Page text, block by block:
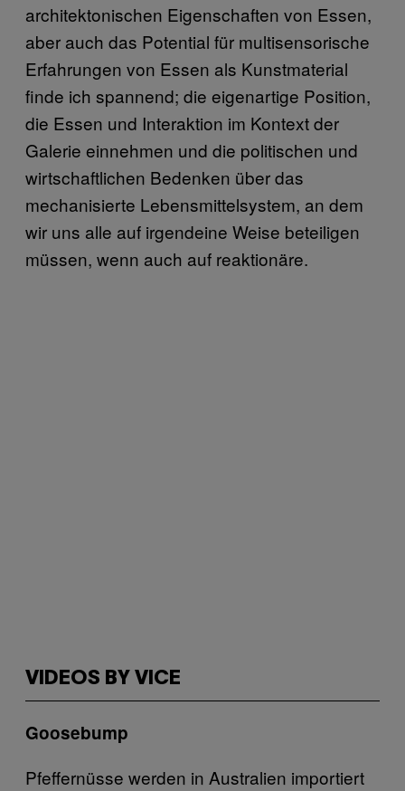
architektonischen Eigenschaften von Essen,
aber auch das Potential für multisensorische
Erfahrungen von Essen als Kunstmaterial
finde ich spannend; die eigenartige Position,
die Essen und Interaktion im Kontext der
Galerie einnehmen und die politischen und
wirtschaftlichen Bedenken über das
mechanisierte Lebensmittelsystem, an dem
wir uns alle auf irgendeine Weise beteiligen
müssen, wenn auch auf reaktionäre.
VIDEOS BY VICE
Goosebump
Pfeffernüsse werden in Australien importiert